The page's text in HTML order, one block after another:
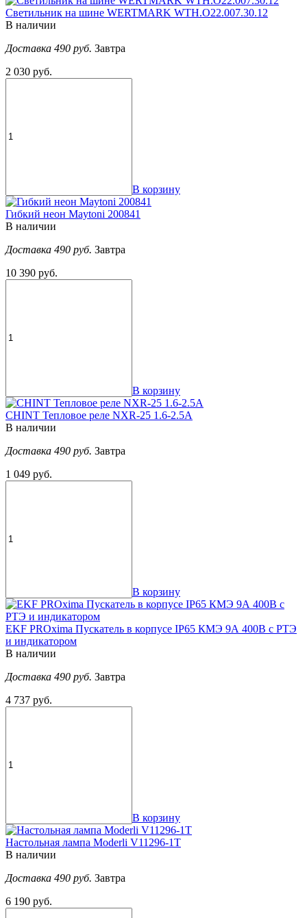
Светильник на шине WERTMARK WTH.O22.007.30.12
В наличии
Доставка 490 руб. Завтра
2 030 руб.
В корзину
Гибкий неон Maytoni 200841
В наличии
Доставка 490 руб. Завтра
10 390 руб.
В корзину
CHINT Тепловое реле NXR-25 1.6-2.5A
В наличии
Доставка 490 руб. Завтра
1 049 руб.
В корзину
EKF PROxima Пускатель в корпусе IP65 КМЭ 9А 400В с РТЭ
и индикатором
В наличии
Доставка 490 руб. Завтра
4 737 руб.
В корзину
Настольная лампа Moderli V11296-1T
В наличии
Доставка 490 руб. Завтра
6 190 руб.